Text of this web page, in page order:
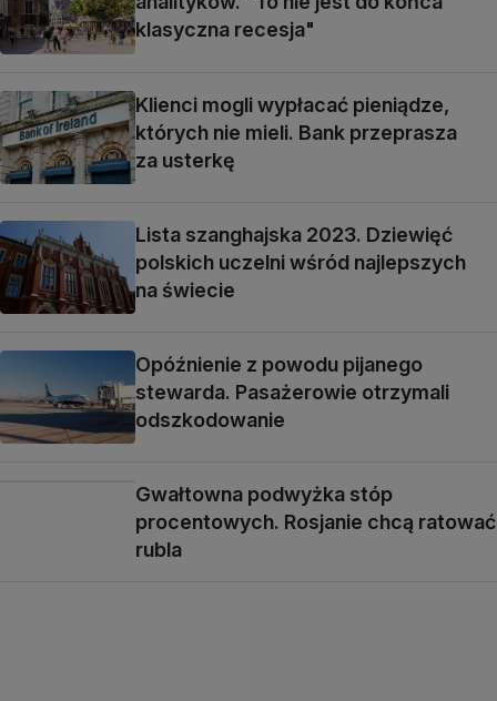
klasyczna recesja"
Klienci mogli wypłacać pieniądze,
których nie mieli. Bank przeprasza
za usterkę
Lista szanghajska 2023. Dziewięć
polskich uczelni wśród najlepszych
na świecie
Opóźnienie z powodu pijanego
stewarda. Pasażerowie otrzymali
odszkodowanie
Gwałtowna podwyżka stóp
procentowych. Rosjanie chcą ratować
rubla